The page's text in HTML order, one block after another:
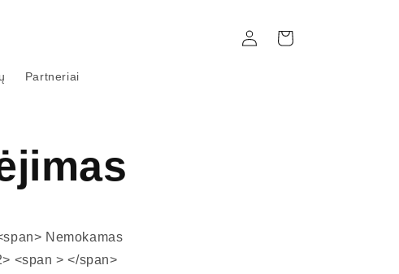
Partneriai
PrisijungtiKrepšelis
Nemokamas
<span > </span>